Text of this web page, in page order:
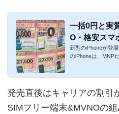
一括0円と実
O・格安スマ
新型のiPhoneが登
のiPhoneは、MNP
発売直後はキャリアの割引
SIMフリー端末&MVNOの